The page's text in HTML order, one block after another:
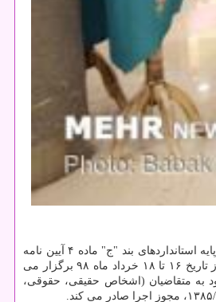
كشور مجوز برگزاری، "نمایشگاه مد و لباس ایرانی اسلامی مروارید" برپایه استانداردهای بند "ج" ماده ۴ آیین نامه
دبیرخانه ساماندهی مد و لباس صادر شد. نمایشگاه مد و لباس ایرانی اسلامی مروارید مطابق ضوابط مجوز در محل "استان فارس، شیراز، ابتدای دروازه قرآن، هتل بزرگ شیراز" از تاریخ ۱۶ تا ۱۸ خرداد ماه ۹۸ برگزار می
مد و لباس كشور، در جهت وظایف خود به متقاضیان (اشخاص حقیقی، حقوقی،